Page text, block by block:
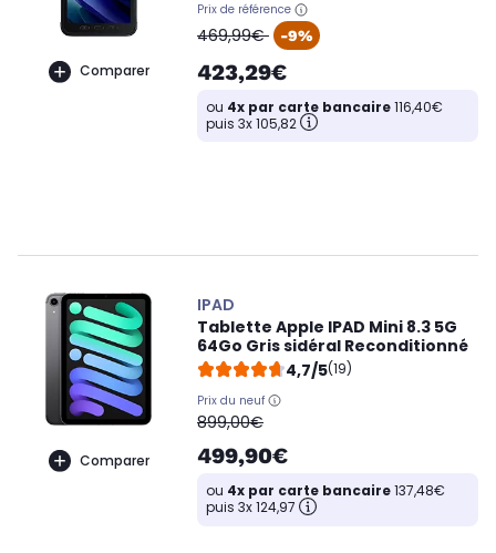
Comparer
Prix de référence
oldPrice
469,99€ -9%
423,29€
ou 4x par carte bancaire116,40€
puis 3x 105,82
Comparer
IPAD
Tablette Apple IPAD Mini 8.3 5G
64Go Gris sidéral Reconditionné
4,7/5(19)
Prix du neuf
oldPrice
899,00€
499,90€
ou 4x par carte bancaire137,48€
puis 3x 124,97